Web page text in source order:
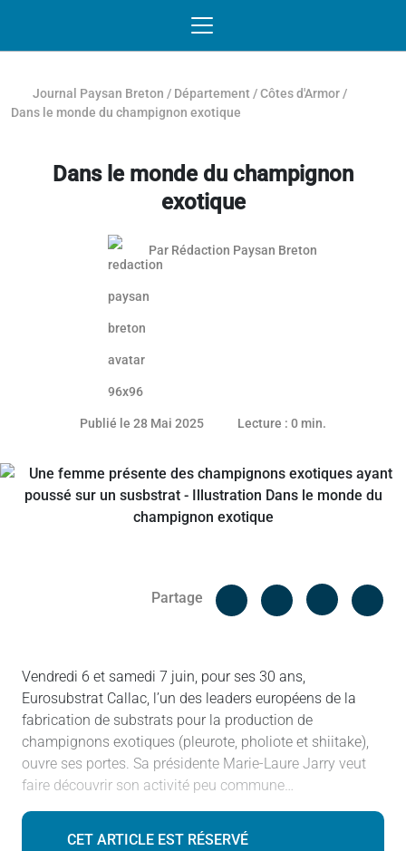
Journal Paysan Breton / Département /Côtes d'Armor /
Dans le monde du champignon exotique
Dans le monde du champignon
exotique
Article réservé aux abonnés
Par Rédaction Paysan Breton
Publié le 28 Mai 202527 mai 2025Lecture : 0 min.
Partage
Facebook
Vendredi 6 et samedi 7 juin, pour ses 30 ans,
Eurosubstrat Callac, l’un des leaders européens de la
fabrication de substrats pour la production de
champignons exotiques (pleurote, pholiote et shiitake),
ouvre ses portes. Sa présidente Marie-Laure Jarry veut
faire découvrir son activité peu commune…
CET ARTICLE EST RÉSERVÉ